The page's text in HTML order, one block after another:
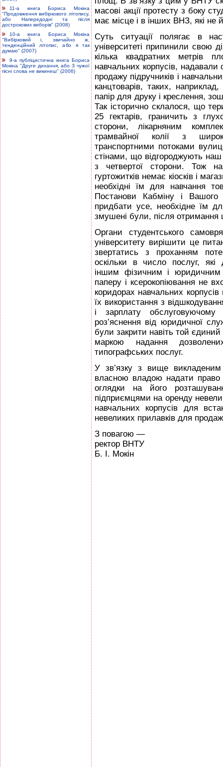
11-а книга Бориса Мокіна
"Продовження вибіркового літопису,
або Напередодні та після
дострокових виборів" (2008)
10-а книга Бориса Мокіна
"Вибірковий і, звичайно ж,
тенденційний літопис, або я так
думаю" (2007)
9-а публіцистична книга Бориса
Мокіна "Друге дихання, або З чужої
пісні слова не викинеш" (2006)
масові акції протесту з боку
має місце і в інших ВНЗ, які
Суть ситуації полягає в
університеті припинили свою
кілька квадратних метрів
навчальних корпусів,
продажу підручників і
канцтоварів, таких,
папір для друку і креслення,
Так історично склалося, що
25 гектарів, граничить з
сторони, лікарняним
трамвайної колії з
транспортними потоками
стінами, що відгороджують наш
з четвертої сторони. Тож
гуртожитків немає кіосків і
необхідні їм для навчання
Постанови Кабміну і Вашого
придбати усе, необхідне їм
змушені були, після отримання
Органи студентського
університету вирішити це
звертатись з проханням
оскільки в число послуг, які
іншим фізичним і юридичним
паперу і ксерокопіювання не
коридорах навчальних
їх використання з
і зарплату
роз’яснення від юридичної
були закрити навіть той
маркою надання
типографських послуг.
У зв’язку з вище
власною владою надати
оглядки на його
підприємцями на оренду
навчальних корпусів для
невеликих прилавків для
З повагою —
ректор ВНТУ
Б. І. Мокін